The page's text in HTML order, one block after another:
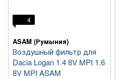
4
ASAM (Румыния)
Воздушный фильтр для
Dacia Logan 1.4 8V MPI 1.6
8V MPI ASAM